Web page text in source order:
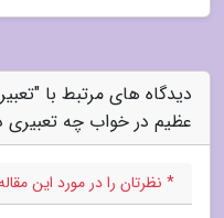
دیدگاه های مرتبط با
عظیم در خواب چه تعبیری
* نظرتان را در مورد این